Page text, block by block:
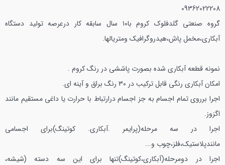
09362022208
گروه صنعتی گلدفلوک کروم با۱۰ سال سابقه کار درعرصه تولید دستگاه
آبکاری،مخمل پاش،هیدروگرافیک ومتریالها.
نمونه قطعه آبکاری شده بصورت پاششی در رنگ کروم .
امکان آبکاری رنگی قابل ترکیب در ۳۰ رنگ براق و آینه ای.
اجرا برروی تمام اجسام به جز اجسام درارتباط با حرارت یا داغی مستقیم مانند
اگزوز.
اجرا در سه مرحله(پرایمر .آبکاری. کوتینگ)برای اجسامی
مانندپلاستیک،فلز،چوب و...
اجرا در دومرحله(آبکاری،کوتینگ)تنها برای این سه دسته (شیشه،